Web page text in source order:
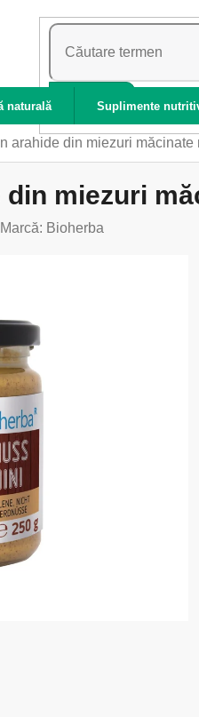
CĂUTARE
naturală Suplimente
arahide din miezuri
miezuri
Marcă: Bioherba